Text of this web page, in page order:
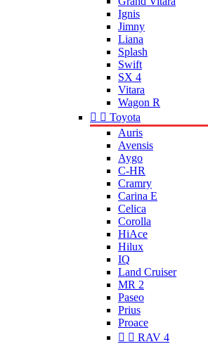
Ignis
Jimny
Liana
Splash
Swift
SX 4
Vitara
Wagon R
  Toyota
Auris
Avensis
Aygo
C-HR
Cramry
Carina E
Celica
Corolla
HiAce
Hilux
IQ
Land Cruiser
MR 2
Paseo
Prius
Proace
  RAV 4